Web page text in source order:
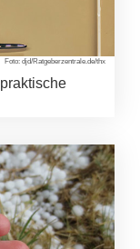
Foto: djd/Ratgeberzentrale.de/thx